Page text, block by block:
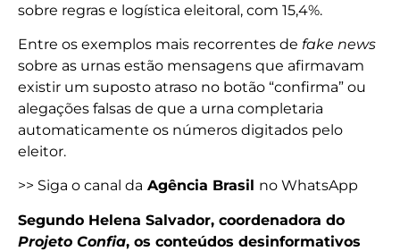
sobre regras e logística eleitoral, com 15,4%.
Entre os exemplos mais recorrentes de fake news
sobre as urnas estão mensagens que afirmavam
existir um suposto atraso no botão “confirma” ou
alegações falsas de que a urna completaria
automaticamente os números digitados pelo
eleitor.
>> Siga o canal da Agência Brasil no WhatsApp
Segundo Helena Salvador, coordenadora do
Projeto Confia, os conteúdos desinformativos